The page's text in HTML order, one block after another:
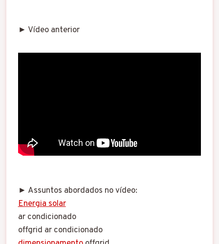
► Vídeo anterior
► Assuntos abordados no vídeo:
Energia solar
ar condicionado
offgrid ar condicionado